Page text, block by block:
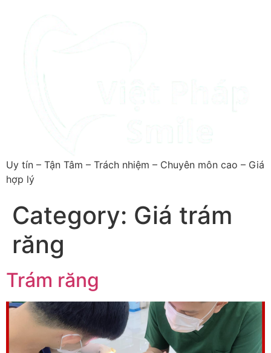
Uy tín – Tận Tâm – Trách nhiệm – Chuyên môn cao – Giá
hợp lý
Category: Giá trám
răng
Trám răng